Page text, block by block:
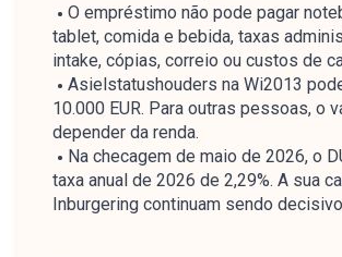
O empréstimo não pode pagar
tablet, comida e bebida, taxas
intake, cópias, correio ou custos de
Asielstatushouders na Wi2013
10.000 EUR. Para outras pessoas, o
depender da renda.
Na checagem de maio de 2026, o
taxa anual de 2026 de 2,29%. A sua
Inburgering continuam sendo